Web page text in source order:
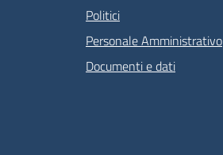
Politici
Personale Amministrativo
Documenti e dati